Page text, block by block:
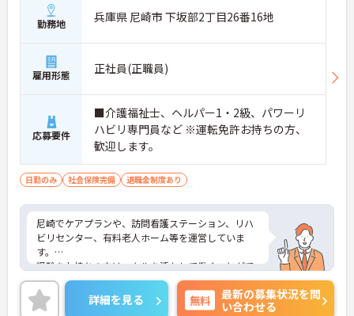
勤務地 兵庫県 尼崎市 下坂部2丁目26番16地
雇用形態 正社員(正職員)
応募要件
■介護福祉士、ヘルパー1・2級、パワーリ
ハビリ専門員など ※運転免許お持ちの方、
歓迎します。
日勤のみ 社会保険完備 退職金制度あり
尼崎でケアプランや、訪問看護ステーション、リハ
ビリセンター、有料老人ホーム等を運営していま
す。
経験をお持ちの方はスキルを活かして働くことがで
きますよ！こちらはリハビリセンターでの勤務とな
ります。興味をお持ちの方はぜひ一度ご応募くださ
い！
詳細を見る 無料
最新の募集状況を問
い合わせる